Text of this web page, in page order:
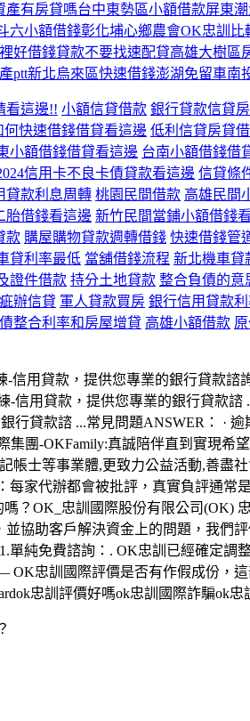
產有房貸嗎台中東勢區小額借款屏東
六小額借錢彰化埔心鄉農會OK忠訓比
好借錢貸款不要找速配貸高雄大樹區
ptt新北烏來區快速借錢澎湖免留車南
看這邊!! 小額信貸借款 銀行貸款信貸
何快速借錢借貸看這邊 低利信貸房貸
小額借錢借貸看這邊 台南小額借錢借
信用卡不良卡債貸款看這邊 信貸條
貸款利息周轉 桃園民間借款 高雄民間
胎借錢看這邊 新竹民間當鋪小額借錢
款 購屋購物貸款週轉借錢 快速借錢管
貸利率最低 當舖借錢流程 新北機車貸
證件借款 持分土地貸款 整合負債的意
辦信貸 軍人貸款買房 銀行信用貸款
整合利率和房屋增貸 高雄小額借款
用貸款，提供您專業的銀行貸款
信用貸款，提供您專業的銀行貸款
貸款諮 ...常見問題ANSWER： ·
團-OKFamily:真誠陪伴直到實現
士等事業體,更致力公益活動,善盡
家代辦都會被批評，真實負評通常
？OK_忠訓國際股份有限公司
協助客戶解決資金上的問題，我們
純免費諮詢：. OK忠訓已經確定
OK忠訓國際評價是否有作假成份，
忠訓評價好嗎ok忠訓國際詐騙ok